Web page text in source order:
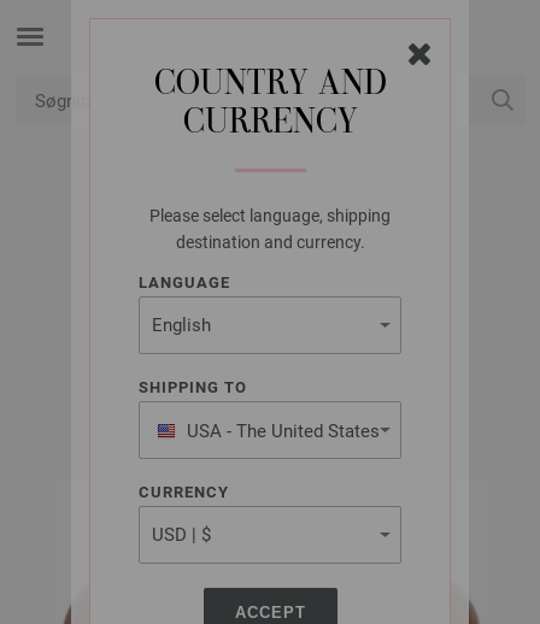
COUNTRY AND
CURRENCY
Please select language, shipping
destination and currency.
LANGUAGE
SHIPPING TO
USA - The United States
of America
CURRENCY
ACCEPT
UNION KNOPF
UNION KNOPF
45750/22MM